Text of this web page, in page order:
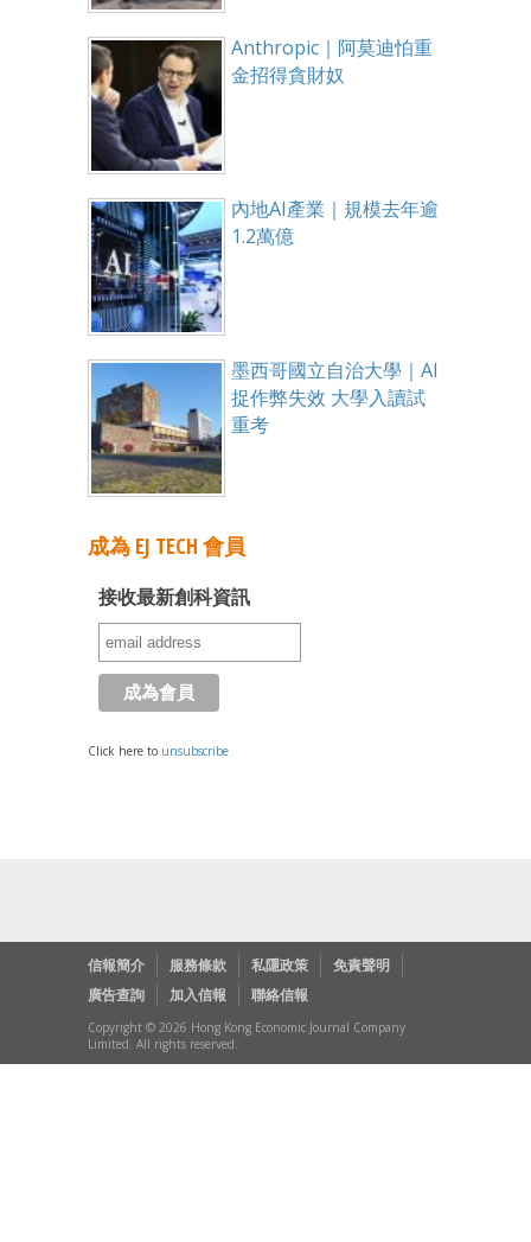
Anthropic｜阿莫迪怕重
金招得貪財奴
內地AI產業｜規模去年逾
1.2萬億
墨西哥國立自治大學｜AI
捉作弊失效 大學入讀試
重考
成為 EJ TECH 會員
接收最新創科資訊
Click here to unsubscribe
信報簡介 服務條款 私隱政策
免責聲明
廣告查詢
加入信報 聯絡信報
Copyright © 2026 Hong Kong Economic Journal Company
Limited. All rights reserved.